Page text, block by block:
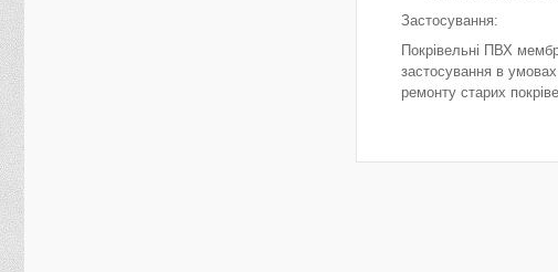
Застосування:
Покрівельні ПВХ
застосування в
ремонту старих